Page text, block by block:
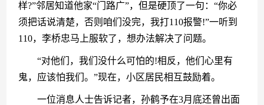
样?”邻居知道他家“门路广”，但是硬顶了一句：“你必
须把话说清楚，否则咱们没完，我打110报警!”一听到
110，李桥忠马上服软了，想办法解决了问题。
“对他们，我们没什么可怕的!相反，他们心里有
鬼，应该怕我们。”现在，小区居民相互鼓励着。
一位消息人士告诉记者，孙鹤予在3月底还曾出面